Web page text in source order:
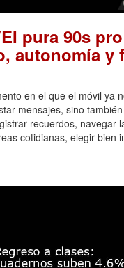
pura 90s
autonomía y
en el que el móvil ya
mensajes, sino
recuerdos, navegar
cotidianas, elegir bien